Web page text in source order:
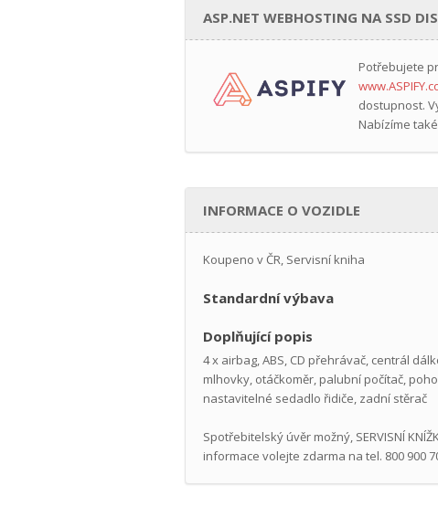
ASP.NET WEBHOSTING NA SSD
Potřebujete
dostupnost.
Nabízíme také
INFORMACE O VOZIDLE
Koupeno v ČR, Servisní kniha
Standardní výbava
Doplňující popis
4 x airbag, ABS, CD přehrávač, centrál
mlhovky, otáčkoměr, palubní počítač,
nastavitelné sedadlo řidiče, zadní stěrač
Spotřebitelský úvěr možný, SERVISNÍ
informace volejte zdarma na tel. 800 900